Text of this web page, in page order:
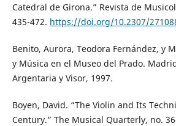
Catedral de Girona.” Revista de
435-472. https://doi.org/10.2307/
Benito, Aurora, Teodora Fernández, y
y Música en el Museo del Prado.
Argentaria y Visor, 1997.
Boyen, David. “The Violin and Its
Century.” The Musical Quarterly, no.